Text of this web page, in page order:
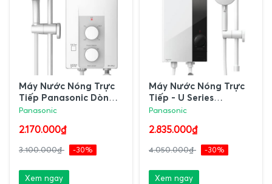
Máy Nước Nóng Trực
Tiếp Panasonic Dòng
Tiêu Chuẩn |Made in
Panasonic
2.170.000₫
3.100.000₫ -30%
Xem ngay
Máy Nước Nóng Trực
Tiếp - U Series
Panasonic |Made in
Panasonic
2.835.000₫
4.050.000₫ -30%
Xem ngay